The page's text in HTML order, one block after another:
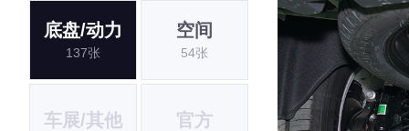
底盘/动力
137张
空间
54张
车展/其他 官方